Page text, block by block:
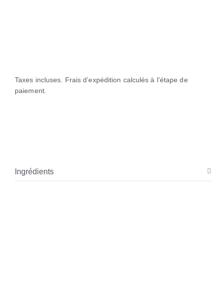
Taxes incluses. Frais d’expédition calculés à l’étape de
paiement.
Ingrédients